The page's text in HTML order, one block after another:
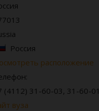
Россия
расположение
(4112) 31-60-03, 31-60-01
вуза